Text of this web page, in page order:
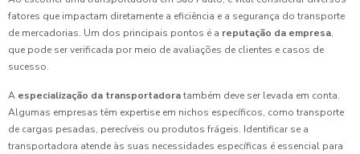
fatores que impactam diretamente a eficiência e a segurança do transporte
de mercadorias. Um dos principais pontos é a reputação da empresa,
que pode ser verificada por meio de avaliações de clientes e casos de
sucesso.
A especialização da transportadoratambém deve ser levada em conta.
Algumas empresas têm expertise em nichos específicos, como transporte
de cargas pesadas, perecíveis ou produtos frágeis. Identificar se a
transportadora atende às suas necessidades específicas é essencial para